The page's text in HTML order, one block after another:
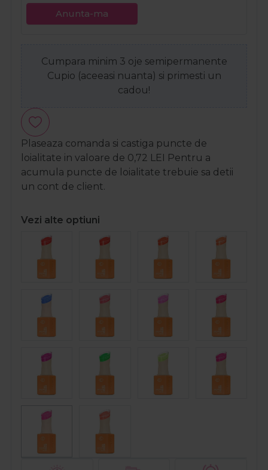
Anunta-ma
Cumpara minim 3 oje semipermanente
Cupio (aceeasi nuanta) si primesti un
cadou!
Plaseaza comanda si castiga puncte de
loialitate in valoare de 0,72 LEI
Pentru a
acumula puncte de loialitate trebuie sa detii
un cont de client.
Vezi alte optiuni